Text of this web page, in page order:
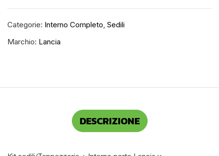
Categorie: Interno Completo Sedili
Marchio: Lancia
DESCRIZIONE